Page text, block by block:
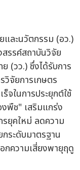
และนวัตกรรม (อว.)
รรค์สถาบันวิจัย
(วว.) ซึ่งได้รับการ
จัยการเกษตร
จในการประยุกต์ใช้
งพืช" เสริมแกร่ง
ยุคใหม่ ลดความ
ระดับมาตรฐาน
ความเสี่ยงพายุฤดู